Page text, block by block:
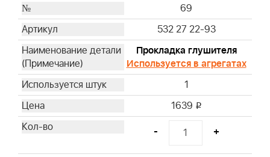
69
532 27 22-93
Прокладка глушителя
Используется в агрегатах
1
1639 i
- +